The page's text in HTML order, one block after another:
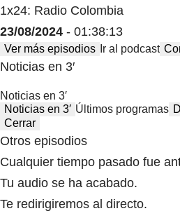
1x24: Radio Colombia
23/08/2024 - 01:38:13
Ver más episodios Ir al podcast
Noticias en 3′
Noticias en 3′
Noticias en 3′ Últimos programas
Cerrar
Otros episodios
Cualquier tiempo pasado fue
Tu audio se ha acabado.
Te redirigiremos al directo.